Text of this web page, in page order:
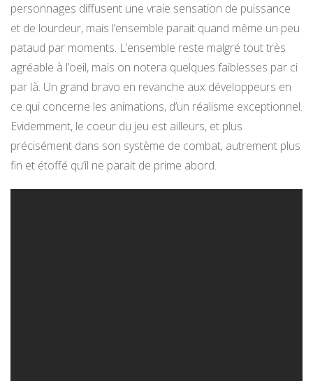
personnages diffusent une vraie sensation de puissance
et de lourdeur, mais l’ensemble parait quand même un peu
pataud par moments. L’ensemble reste malgré tout très
agréable à l’oeil, mais on notera quelques faiblesses par ci
par là. Un grand bravo en revanche aux développeurs en
ce qui concerne les animations, d’un réalisme exceptionnel.
Evidemment, le coeur du jeu est ailleurs, et plus
précisément dans son système de combat, autrement plus
fin et étoffé qu’il ne parait de prime abord.